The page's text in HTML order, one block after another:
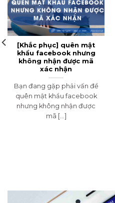
[Khắc phục] quên mật
khẩu facebook nhưng
không nhận được mã
xác nhận
Bạn đang gặp phải vấn đề
quên mật khẩu facebook
nhưng không nhận được
mã [...]